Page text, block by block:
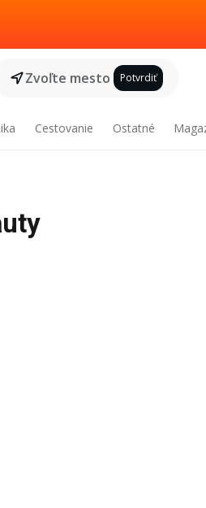
Zvoľte mesto Potvrdiť
Cestovanie Ostatné